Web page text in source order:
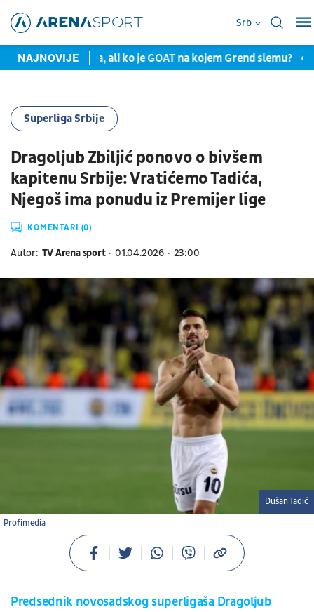
Srb
NAJNOVIJE
terena, ali ko je GOAT na kojem Grend slemu?
Superliga Srbije
Dragoljub Zbiljić ponovo o bivšem
kapitenu Srbije: Vratićemo Tadića,
Njegoš ima ponudu iz Premijer lige
KOMENTARI (0)
Autor: TV Arena sport 01.04.2026 23:00
Profimedia
Dušan Tadić
Predsednik novosadskog superligaša Dragoljub